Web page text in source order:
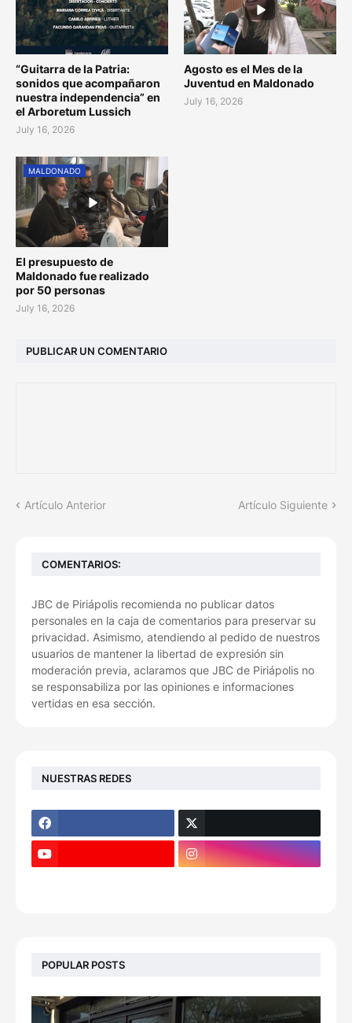
“Guitarra de la Patria:
sonidos que acompañaron
nuestra independencia” en
el Arboretum Lussich
July 16, 2026
Agosto es el Mes de la
Juventud en Maldonado
July 16, 2026
MALDONADO
El presupuesto de
Maldonado fue realizado
por 50 personas
July 16, 2026
PUBLICAR UN COMENTARIO
Artículo Anterior Artículo Siguiente
COMENTARIOS:
JBC de Piriápolis recomienda no publicar datos
personales en la caja de comentarios para preservar su
privacidad. Asimismo, atendiendo al pedido de nuestros
usuarios de mantener la libertad de expresión sin
moderación previa, aclaramos que JBC de Piriápolis no
se responsabiliza por las opiniones e informaciones
vertidas en esa sección.
NUESTRAS REDES
POPULAR POSTS